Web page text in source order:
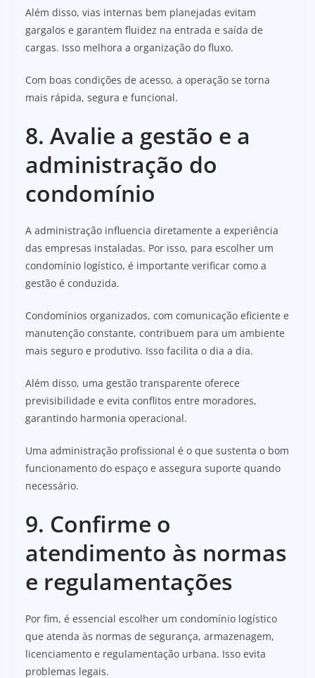
Além disso, vias internas bem planejadas evitam
gargalos e garantem fluidez na entrada e saída de
cargas. Isso melhora a organização do fluxo.
Com boas condições de acesso, a operação se torna
mais rápida, segura e funcional.
8. Avalie a gestão e a
administração do
condomínio
A administração influencia diretamente a experiência
das empresas instaladas. Por isso, para escolher um
condomínio logístico, é importante verificar como a
gestão é conduzida.
Condomínios organizados, com comunicação eficiente e
manutenção constante, contribuem para um ambiente
mais seguro e produtivo. Isso facilita o dia a dia.
Além disso, uma gestão transparente oferece
previsibilidade e evita conflitos entre moradores,
garantindo harmonia operacional.
Uma administração profissional é o que sustenta o bom
funcionamento do espaço e assegura suporte quando
necessário.
9. Confirme o
atendimento às normas
e regulamentações
Por fim, é essencial escolher um condomínio logístico
que atenda às normas de segurança, armazenagem,
licenciamento e regulamentação urbana. Isso evita
problemas legais.